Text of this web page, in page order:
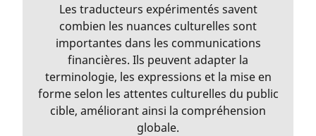
Les traducteurs expérimentés savent
combien les nuances culturelles sont
importantes dans les communications
financières. Ils peuvent adapter la
terminologie, les expressions et la mise en
forme selon les attentes culturelles du public
cible, améliorant ainsi la compréhension
globale.